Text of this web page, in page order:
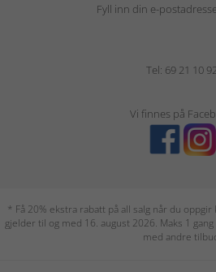
Fyll inn din e-
Tel: 69 21 10 92
Vi finnes på
* Få 20% ekstra rabatt på all salg når du oppgir
gjelder til og med 16. august 2026. Maks 1
med andre